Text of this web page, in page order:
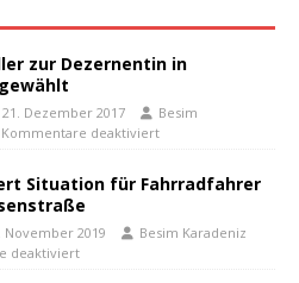
zur Dezernentin in
Dezember 2017
Besim
Kommentare deaktiviert
Situation für Fahrradfahrer
November 2019
Besim Karadeniz
deaktiviert